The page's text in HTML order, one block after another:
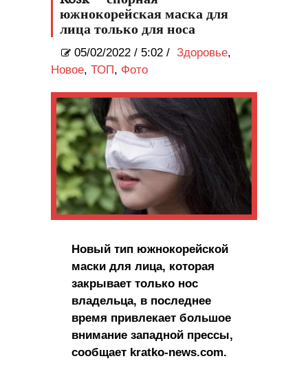
южнокорейская маска для
лица только для носа
05/02/2022 / 5:02 / Здоровье,
Новое, ТОП, Фото
Новый тип южнокорейской
маски для лица, которая
закрывает только нос
владельца, в последнее
время привлекает большое
внимание западной прессы,
сообщает kratko-news.com.